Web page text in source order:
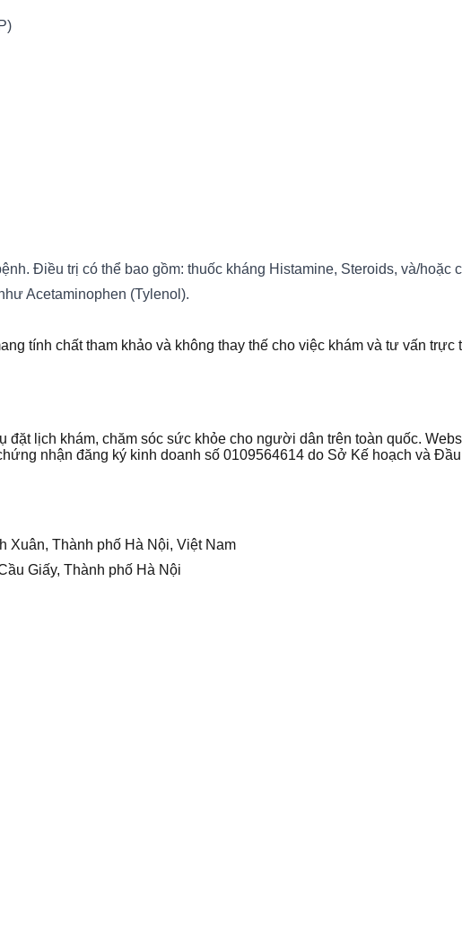
Điều trị có thể bao gồm: thuốc kháng Histamine, Steroids, và/hoặc
Acetaminophen (Tylenol).
tính chất tham khảo và không thay thế cho việc khám và tư vấn
lịch khám, chăm sóc sức khỏe cho người dân trên toàn quốc.
nhận đăng ký kinh doanh số 0109564614 do Sở Kế hoạch và
Xuân, Thành phố Hà Nội, Việt Nam
Giấy, Thành phố Hà Nội